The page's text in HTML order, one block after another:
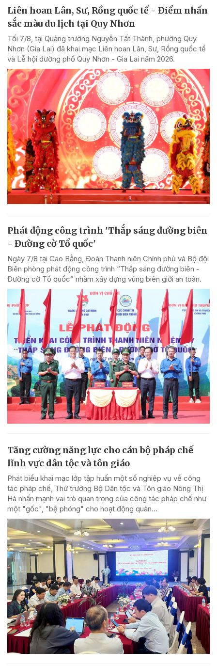
Liên hoan Lân, Sư, Rồng quốc tế - Điểm nhấn
sắc màu du lịch tại Quy Nhơn
Tối 7/8, tại Quảng trường Nguyễn Tất Thành, phường Quy
Nhơn (Gia Lai) đã khai mạc Liên hoan Lân, Sư, Rồng quốc tế
và Lễ hội đường phố Quy Nhơn - Gia Lai năm 2026.
Phát động công trình 'Thắp sáng đường biên
- Đường cờ Tổ quốc'
Ngày 7/8 tại Cao Bằng, Đoàn Thanh niên Chính phủ và Bộ đội
Biên phòng phát động công trình “Thắp sáng đường biên -
Đường cờ Tổ quốc” nhằm xây dựng vùng biên giới an toàn.
Tăng cường năng lực cho cán bộ pháp chế
lĩnh vực dân tộc và tôn giáo
Phát biểu khai mạc lớp tập huấn một số nghiệp vụ về công
tác pháp chế, Thứ trưởng Bộ Dân tộc và Tôn giáo Nông Thị
Hà nhấn mạnh vai trò quan trọng của công tác pháp chế như
một "gốc", "bệ phóng" cho hoạt động quản...